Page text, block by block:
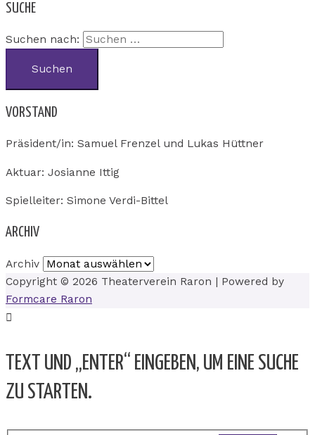
SUCHE
Suchen nach:
VORSTAND
Präsident/in: Samuel Frenzel und Lukas Hüttner
Aktuar: Josianne Ittig
Spielleiter: Simone Verdi-Bittel
ARCHIV
Archiv
Copyright © 2026 Theaterverein Raron | Powered by
Formcare Raron
TEXT UND „ENTER“ EINGEBEN, UM EINE SUCHE
ZU STARTEN.